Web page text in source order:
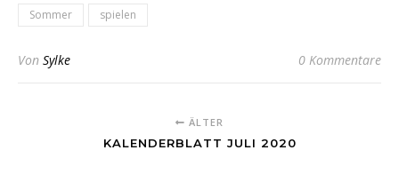
Sommer
spielen
Von Sylke 0 Kommentare
ÄLTER
KALENDERBLATT JULI 2020